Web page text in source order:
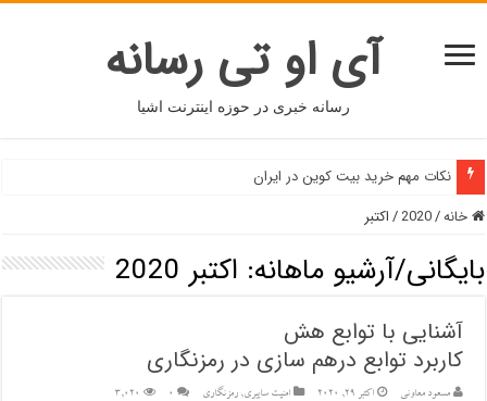
آی او تی رسانه
رسانه خبری در حوزه اینترنت اشیا
نکات مهم خرید بیت کوین در ایران
خانه/
2020
/ اکتبر
بایگانی/آرشیو ماهانه: اکتبر 2020
آشنایی با توابع هش
کاربرد توابع درهم سازی در رمزنگاری
مسعود معاونی اکتبر 29, 2020 امنیت سایبری, رمزنگاری ۰ 3,020